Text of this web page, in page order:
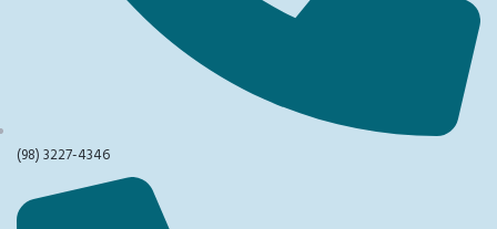
(98) 3227-4346